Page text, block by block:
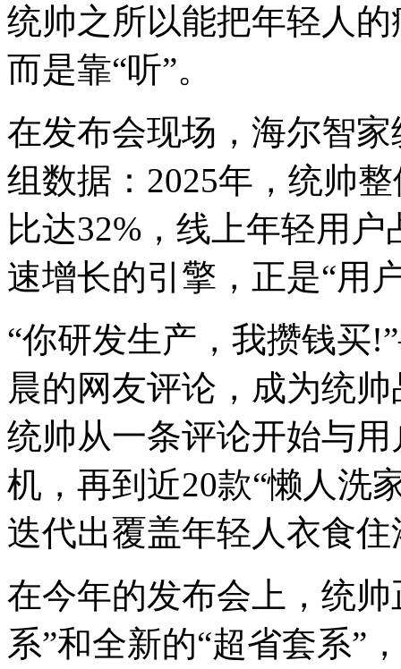
统帅之所以能把年轻人
而是靠“听”。
在发布会现场，海尔智
组数据：2025年，统帅
比达32%，线上年轻用
速增长的引擎，正是“用
“你研发生产，我攒钱买
晨的网友评论，成为统
统帅从一条评论开始与
机，再到近20款“懒人洗
迭代出覆盖年轻人衣食
在今年的发布会上，统
系”和全新的“超省套系”